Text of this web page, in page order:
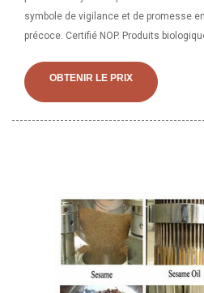
symbole de vigilance et de promesse
précoce. Certifié NOP. Produits
nationales de production, de
produits agricoles biologiques. Nom
OBTENIR LE PRIX